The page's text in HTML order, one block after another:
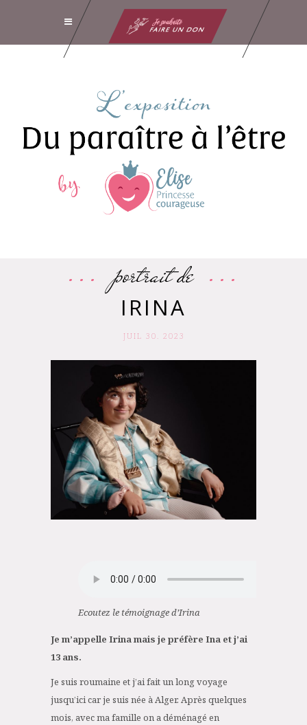
portrait de
IRINA
JUIL 30. 2023
Ecoutez le témoignage d’Irina
Je m’appelle Irina mais je préfère Ina et j’ai
13 ans.
Je suis roumaine et j’ai fait un long voyage
jusqu’ici car je suis née à Alger. Après quelques
mois, avec ma famille on a déménagé en